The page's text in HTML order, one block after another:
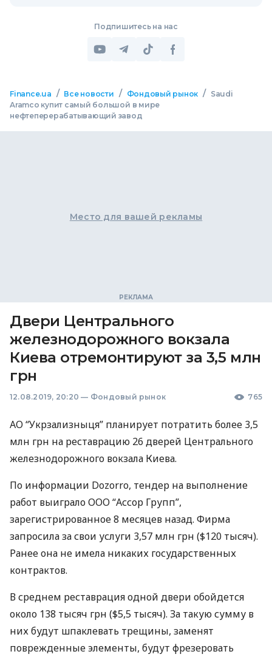
Подпишитесь на нас
Finance.ua / Все новости / Фондовый рынок /
Saudi
Aramco купит самый большой в мире
нефтеперерабатывающий завод
Место для вашей рекламы
Двери Центрального
железнодорожного вокзала
Киева отремонтируют за 3,5 млн
грн
12.08.2019, 20:20 — Фондовый рынок 765
АО “Укрзализныця” планирует потратить более 3,5
млн грн на реставрацию 26 дверей Центрального
железнодорожного вокзала Киева.
По информации Dozorro, тендер на выполнение
работ выигралоООО “Ассор Групп”,
зарегистрированное 8 месяцев назад. Фирма
запросила за свои услуги 3,57 млн грн ($120 тысяч).
Ранее она не имела никаких государственных
контрактов.
В среднем реставрация одной двери обойдется
около 138 тысяч грн ($5,5 тысяч). За такую сумму в
них будут шпаклевать трещины, заменят
поврежденные элементы, будут фрезеровать